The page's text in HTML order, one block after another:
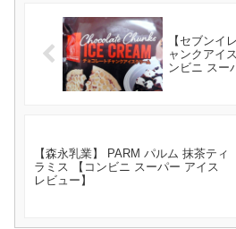
【セブンイ
ャンクアイ
ンビニ スー
【森永乳業】 PARM パルム 抹茶ティ
ラミス 【コンビニ スーパー アイス
レビュー】